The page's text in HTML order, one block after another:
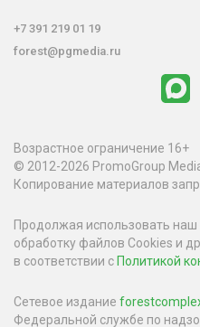
+7 391 219 01 19
forest@pgmedia.ru
Возрастное ограничение 16+
© 2012-2026 PromoGroup
Копирование материалов
Продолжая использовать наш
обработку файлов Cookies и
в соответствии с Политикой
Сетевое издание
Федеральной службе по